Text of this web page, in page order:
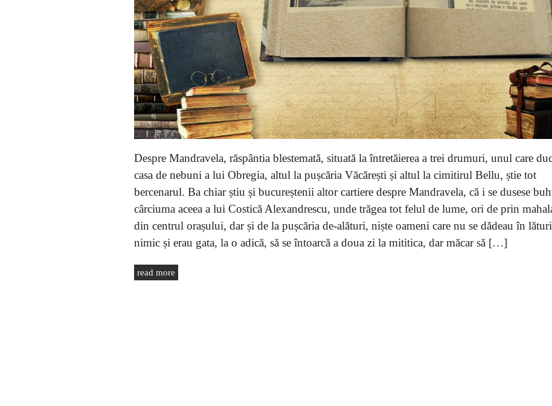
Despre Mandravela, răspântia blestemată, situată la întretăierea a trei drumuri, unul care
casa de nebuni a lui Obregia, altul la pușcăria Văcărești și altul la cimitirul Bellu, știe tot
bercenarul. Ba chiar știu și bucureștenii altor cartiere despre Mandravela, că i se dusese
cârciuma aceea a lui Costică Alexandrescu, unde trăgea tot felul de lume, ori de prin
din centrul orașului, dar și de la pușcăria de-alături, niște oameni care nu se dădeau în
nimic și erau gata, la o adică, să se întoarcă a doua zi la mititica, dar măcar să […]
read more